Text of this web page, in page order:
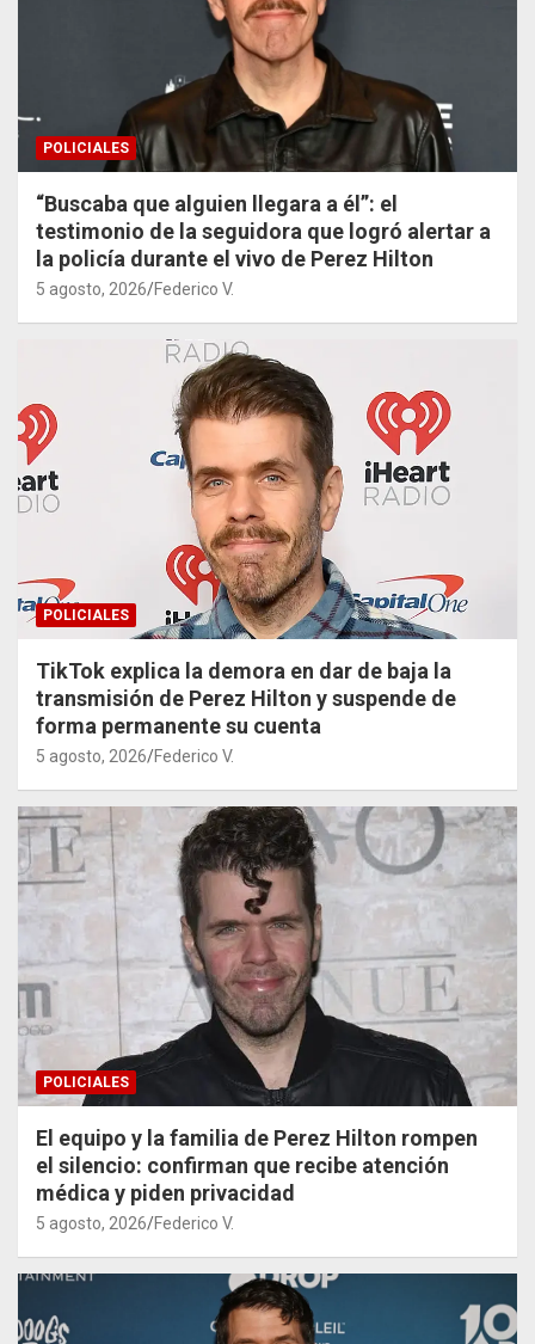
POLICIALES
“Buscaba que alguien llegara a él”: el
testimonio de la seguidora que logró alertar a
la policía durante el vivo de Perez Hilton
5 agosto, 2026 Federico V.
POLICIALES
TikTok explica la demora en dar de baja la
transmisión de Perez Hilton y suspende de
forma permanente su cuenta
5 agosto, 2026 Federico V.
POLICIALES
El equipo y la familia de Perez Hilton rompen
el silencio: confirman que recibe atención
médica y piden privacidad
5 agosto, 2026 Federico V.